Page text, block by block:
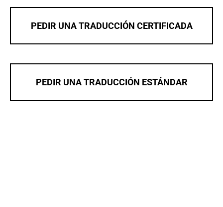
PEDIR UNA TRADUCCIÓN CERTIFICADA
PEDIR UNA TRADUCCIÓN ESTÁNDAR